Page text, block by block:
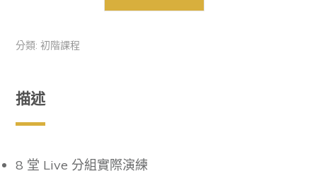
心
階-
四
[2026-
分類: 初階課程
描述
8 堂 Live 分組實際演練